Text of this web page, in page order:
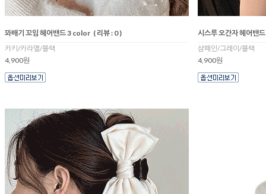
꽈배기 꼬임 헤어밴드 3 color ( 리뷰 : 0 )
카키/카라멜/블랙
4,900원
시스루 오간자 헤어밴
샴페인/그레이/블랙
4,900원